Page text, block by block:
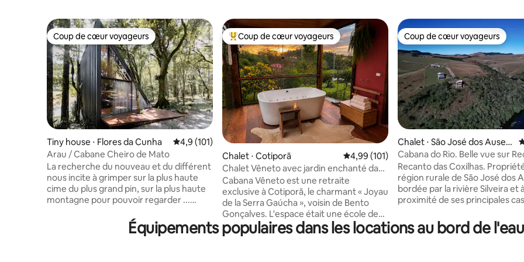
Coup de cœur voyageurs
Coup de cœur voyageurs
Tiny house ⋅ Flores da Cunha Évaluation moyenne sur la base de 101 commentaires : 4,9 sur 5
4,9 (101)
Arau / Cabane Cheiro de Mato
La recherche du nouveau et du différent
nous incite à grimper sur la plus haute
cime du plus grand pin, sur la plus haute
montagne pour pouvoir regarder ...
côtés, regarder au-delà, là où les yeux ne
peuvent pas atteindre, parce que oui, je
Coups de cœur voyageurs les plus appréciés
Coup de cœur voyageurs
Chalet ⋅ Cotiporã Évaluation moyenne sur la base de 101
4,99 (101)
Chalet Vêneto avec jardin enchanté dans
les montagnes
Cabana Vêneto est une retraite
exclusive à Cotiporã, le charmant « Joyau
de la Serra Gaúcha », voisin de Bento
Gonçalves. L'espace était une école de
1950 à 2002 (où ma mère était
enseignante) et aujourd'hui, il a été
Coup de cœur voyageurs
Coup de cœur voyageurs
Chalet ⋅ São José dos Ausen
tes
Cabana do Rio. Belle vue sur
Coxilhas
Recanto das Coxilhas.
région rurale de São José dos
bordée par la rivière Silveira et
proximité de ses principales
Serra. Cabane rustique et confortable,
avec une terrasse et une vue
Équipements populaires dans les locations au bord de